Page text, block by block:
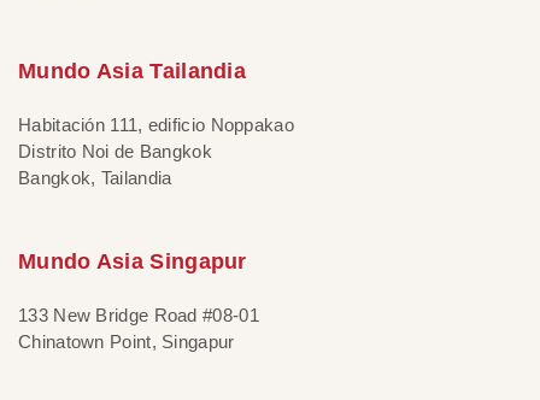
Mundo Asia Tailandia
Habitación 111, edificio Noppakao
Distrito Noi de Bangkok
Bangkok, Tailandia
Mundo Asia Singapur
133 New Bridge Road #08-01
Chinatown Point, Singapur